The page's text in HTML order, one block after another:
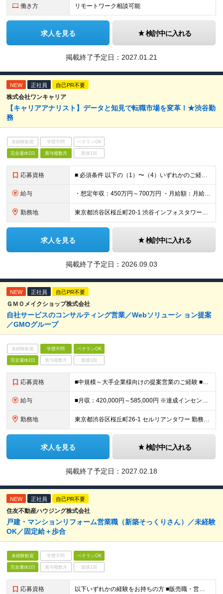
働き方 リモートワーク相談可能
求人を見る 検討中に入れる
掲載終了予定日： 2027.01.21
NEW 正社員 自己PR不要
株式会社ワンキャリア
【キャリアアナリスト】データと知見で転職市場を変革！★渋谷勤
務
未経験歓迎 学歴不問 ベテランOK
完全週休2日 賞与複数月 面接1回
応募資格 ■ 必須条件 以下の（1）〜（4）いずれかのご経験を想定しております。 ただし経験年数よりも、経験の深さやそこで得た学び、スキル、パーソナリティを重視します。 （1）人材紹介の実務経験 -リクルーテ
給与 ・想定年収：450万円～700万円 ・月給額：月給300,000円～466,700円 ・みなし残業代：45時間分（79,000円～122,000円） --------------- 昇給年2回・賞与年
勤務地 東京都渋谷区桜丘町20-1 渋谷インフォスタワー16階 ★原則出社ですが、リモートワークは週1まで可能です。 （変更の可能性）上記を除く当社関連勤務地
求人を見る 検討中に入れる
掲載終了予定日： 2026.09.03
NEW 正社員 自己PR不要
ＧＭＯメイクショップ株式会社
自社サービスのコンサルティング営業／Webソリューシ ョン提案
／GMOグループ
未経験歓迎 学歴不問 ベテランOK
完全週休2日 賞与複数月 面接1回
応募資格 ■中規模～大手企業様向けの提案営業のご経験 ■提案書作成のご経験 ■AI（ChatGPT等）を実務で活用し、業務プロセスの効率化や新たな付加価値創出を実現した経験を有する方 ＜求める人物像＞ ・営業
給与 ■月収：420,000円～585,000円 ※達成インセンティブあり ※固定残業代30時間相当分（80,000円～）を含む ※超過分別途支給。 ※試用期間3ヶ月（労働条件に変更なし） ※スキル・経験・
勤務地 東京都渋谷区桜丘町26-1 セルリアンタワー 勤務地の変更範囲：会社の定める事業所
求人を見る 検討中に入れる
掲載終了予定日： 2027.02.18
NEW 正社員 自己PR不要
住友不動産ハウジング株式会社
戸建・マンションリフォーム営業職（新築そっくりさん）／未経験
OK／固定給＋歩合
未経験歓迎 学歴不問 ベテランOK
完全週休2日 賞与複数月 面接1回
応募資格 以下いずれかの経験をお持ちの方 ■販売職・営業職での顧客への提案経験をお持ちの方 ■建築関連の知識をお持ちの方